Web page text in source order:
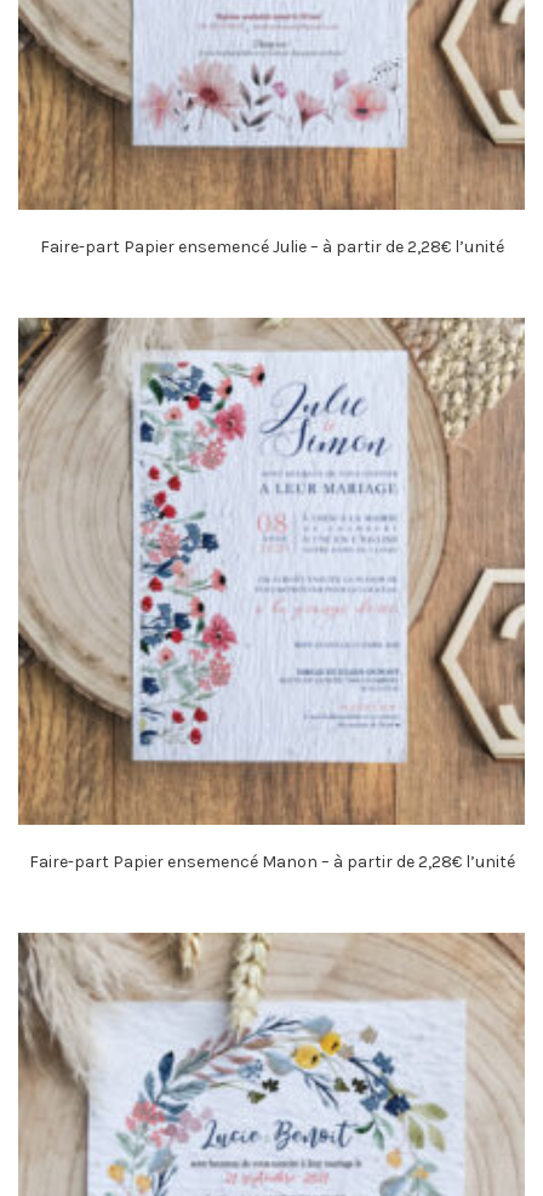
Faire-part Papier ensemencé Julie – à partir de 2,28€ l’unité
Faire-part Papier ensemencé Manon – à partir de 2,28€ l’unité